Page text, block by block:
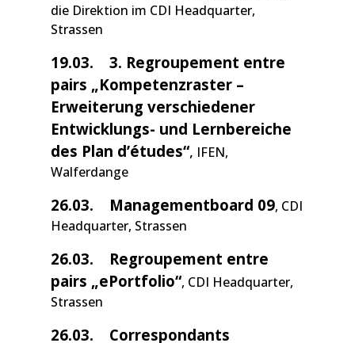
die Direktion im CDI Headquarter,
Strassen
19.03.
3. Regroupement entre
pairs „Kompetenzraster –
Erweiterung verschiedener
Entwicklungs- und Lernbereiche
des Plan d’études“, IFEN,
Walferdange
26.03. Managementboard 09, CDI
Headquarter, Strassen
26.03.
Regroupement entre
pairs „ePortfolio“, CDI Headquarter,
Strassen
26.03. Correspondants